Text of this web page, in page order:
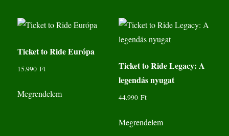
Ticket to Ride Európa
15.990Ft
Megrendelem
Ticket to Ride Legacy: A
legendás nyugat
44.990 Ft
Megrendelem